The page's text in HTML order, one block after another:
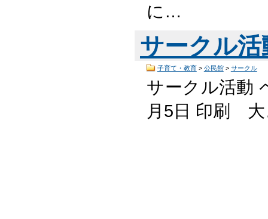
に…
サークル
子育て・教育> 公民館> サークル
サークル活動
月5日 印刷 大